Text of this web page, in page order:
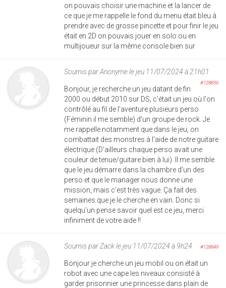
on pouvais choisir une machine et la lancer de
ce que je me rappelle le fond du menu était bleu à
prendre avec de grosse pincette et pour finir le jeu
était en 2D on pouvais jouer en solo ou en
multijoueur sur la même console bien sur
Soumis parAnonymele jeu 11/07/2024 à 21h01
#128850
Bonjour, je recherche un jeu datant de fin
2000 ou début 2010 sur DS, c'était un jeu où l'on
contrôlé au fil de l'aventure plusieurs perso
(Féminin il me semble) d'un groupe de rock. Je
me rappelle notamment que dans le jeu, on
combattait des monstres à l'aide de notre guitare
électrique (D'ailleurs chaque perso avait une
couleur de tenue/guitare bien à lui). Il me semble
que le jeu démarre dans la chambre d'un des
perso et que le manager nous donne une
mission, mais c'est très vague. Ça fait des
semaines que je le cherche en vain. Donc si
quelqu'un pense savoir quel est ce jeu, merci
infiniment de votre aide !!
Soumis parZackle jeu 11/07/2024 à 9h24 #128849
Bonjour je cherche un jeu mobil ou on était un
robot avec une cape les niveaux consisté à
garder prisonnier une princesse dans plain de